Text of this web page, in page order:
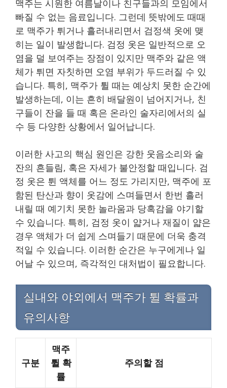
맥주는 시원한 여름날이나 친구들과의 모임에서
빠질 수 없는 음료입니다. 그런데 뜻밖에도 때때
로 맥주가 튀거나 흘러내리면서 검정색 옷에 맺
히는 일이 발생합니다. 검정 옷은 일반적으로 오
염을 덜 보여주는 장점이 있지만 맥주와 같은 액
체가 튀면 자칫하면 오염 부위가 두드러질 수 있
습니다. 특히, 맥주가 튈 때는 예상치 못한 순간에
발생하는데, 이는 흔히 배달원이 넘어지거나, 친
구들이 잔을 들 때 혹은 온라인 술자리에서의 실
수 등 다양한 상황에서 일어납니다.
이러한 사고의 핵심 원인은 강한 웃음소리와 술
잔의 흔들림, 혹은 자세가 불안정할 때입니다. 검
정 옷은 튄 액체를 어느 정도 가리지만, 맥주에 포
함된 탄산과 향이 옷감에 스며들면서 한번 흘러
내릴 때 예기치 못한 놀라움과 당혹감을 야기할
수 있습니다. 특히, 검정 옷이 얇거나 재질이 얇은
경우 액체가 더 쉽게 스며들기 때문에 더욱 충격
적일 수 있습니다. 이러한 순간은 누구에게나 일
어날 수 있으며, 즉각적인 대처법이 필요합니다.
실내와 야외에서 맥주가 튈 확률과
유의사항
구분
맥주
튈 확
률
주의할 점